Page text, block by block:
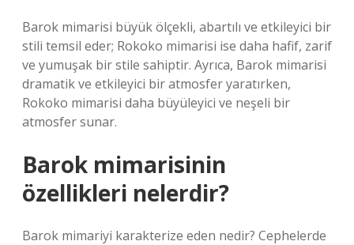
Barok mimarisi büyük ölçekli, abartılı ve etkileyici bir
stili temsil eder; Rokoko mimarisi ise daha hafif, zarif
ve yumuşak bir stile sahiptir. Ayrıca, Barok mimarisi
dramatik ve etkileyici bir atmosfer yaratırken,
Rokoko mimarisi daha büyüleyici ve neşeli bir
atmosfer sunar.
Barok mimarisinin
özellikleri nelerdir?
Barok mimariyi karakterize eden nedir? Cephelerde